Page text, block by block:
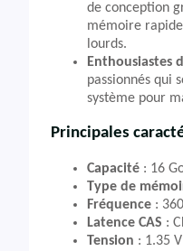
de conception
mémoire
lourds.
Enthousiastes
passionnés qui
système pour
Principales
Capacité : 16
Type de
Fréquence :
Latence CAS :
Tension : 1.35 V